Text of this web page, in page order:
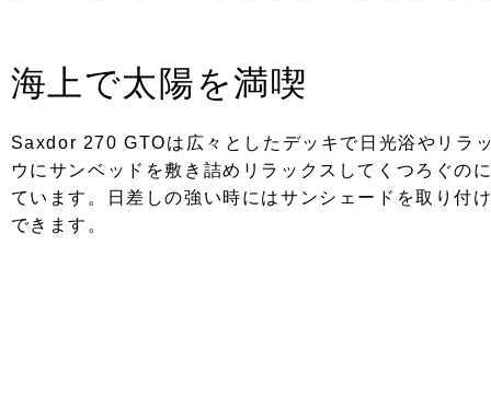
海上で太陽を満喫
Saxdor 270 GTOは広々としたデッキで日光浴やリラ
ウにサンベッドを敷き詰めリラックスしてくつろぐの
ています。日差しの強い時にはサンシェードを取り付
できます。